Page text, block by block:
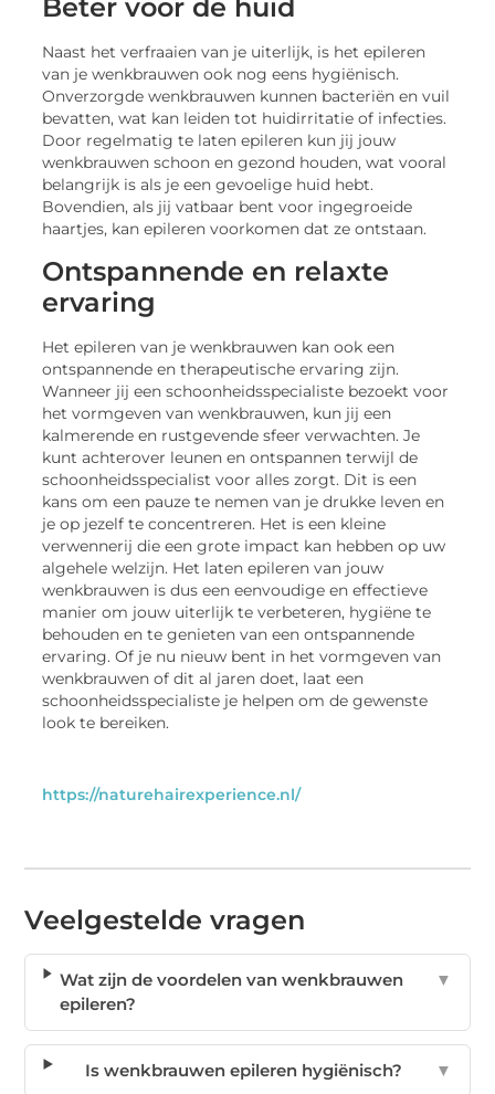
Beter voor de huid
Naast het verfraaien van je uiterlijk, is het epileren
van je wenkbrauwen ook nog eens hygiënisch.
Onverzorgde wenkbrauwen kunnen bacteriën en vuil
bevatten, wat kan leiden tot huidirritatie of infecties.
Door regelmatig te laten epileren kun jij jouw
wenkbrauwen schoon en gezond houden, wat vooral
belangrijk is als je een gevoelige huid hebt.
Bovendien, als jij vatbaar bent voor ingegroeide
haartjes, kan epileren voorkomen dat ze ontstaan.
Ontspannende en relaxte
ervaring
Het epileren van je wenkbrauwen kan ook een
ontspannende en therapeutische ervaring zijn.
Wanneer jij een schoonheidsspecialiste bezoekt voor
het vormgeven van wenkbrauwen, kun jij een
kalmerende en rustgevende sfeer verwachten. Je
kunt achterover leunen en ontspannen terwijl de
schoonheidsspecialist voor alles zorgt. Dit is een
kans om een pauze te nemen van je drukke leven en
je op jezelf te concentreren. Het is een kleine
verwennerij die een grote impact kan hebben op uw
algehele welzijn. Het laten epileren van jouw
wenkbrauwen is dus een eenvoudige en effectieve
manier om jouw uiterlijk te verbeteren, hygiëne te
behouden en te genieten van een ontspannende
ervaring. Of je nu nieuw bent in het vormgeven van
wenkbrauwen of dit al jaren doet, laat een
schoonheidsspecialiste je helpen om de gewenste
look te bereiken.
https://naturehairexperience.nl/
Veelgestelde vragen
Wat zijn de voordelen van wenkbrauwen
epileren?
▼
Is wenkbrauwen epileren hygiënisch? ▼